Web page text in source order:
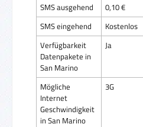
SMS ausgehend 0,10 €
SMS eingehend
Kostenlos
Verfügbarkeit
Datenpakete in
San Marino
Ja
Mögliche
Internet
Geschwindigkeit
in San Marino
3G